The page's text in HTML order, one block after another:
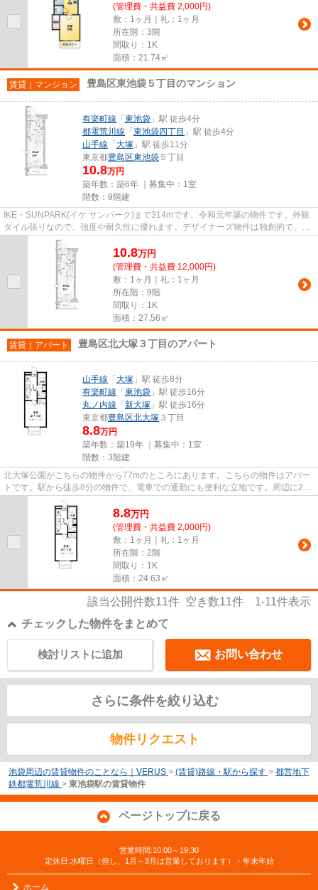
(管理費・共益費 2,000円)
敷：1ヶ月｜礼：1ヶ月
所在階：3階
間取り：1K
面積：21.74㎡
賃貸｜マンション 豊島区東池袋５丁目のマンション
有楽町線 「 東池袋 」駅 徒歩4分
都電荒川線 「 東池袋四丁目 」駅 徒歩4分
山手線 「 大塚 」駅 徒歩11分
東京都豊島区東池袋 ５丁目
10.8万円
築年数：築6年 ｜募集中： 1室
階数：9階建
IKE・SUNPARK(イケ サンパーク)まで314mです。令和元年築の物件です。外観
タイル張りなので、強度や耐久性に優れます。デザイナーズ物件は独創的で、ご
好評いただいています。ikebukur...
10.8万円
(管理費・共益費 12,000円)
敷：1ヶ月｜礼：1ヶ月
所在階：9階
間取り：1K
面積：27.56㎡
賃貸｜アパート 豊島区北大塚３丁目のアパート
山手線 「 大塚 」駅 徒歩8分
有楽町線 「 東池袋 」駅 徒歩16分
丸ノ内線 「 新大塚 」駅 徒歩16分
東京都豊島区北大塚 ３丁目
8.8万円
築年数：築19年 ｜募集中： 1室
階数：3階建
北大塚公園がこちらの物件から77mのところにあります。こちらの物件はアパー
トです。駅から徒歩8分の物件で、電車での通勤にも便利な立地です。周辺に2駅
あるので電車通勤しやすいです...
8.8万円
(管理費・共益費 2,000円)
敷：1ヶ月｜礼：1ヶ月
所在階：2階
間取り：1K
面積：24.63㎡
該当公開件数11件 空き数11件 1-11件表示
チェックした物件をまとめて
お問い合わせ
検討リストに追加
さらに条件を絞り込む
物件リクエスト
池袋周辺の賃貸物件のことなら｜VERUS > (賃貸)路線・駅から探す > 都営地下
鉄都電荒川線 > 東池袋駅の賃貸物件
ページトップに戻る
営業時間:10:00～19:30
定休日:水曜日（但し、1月～3月は営業しております）・年末年始
ホーム